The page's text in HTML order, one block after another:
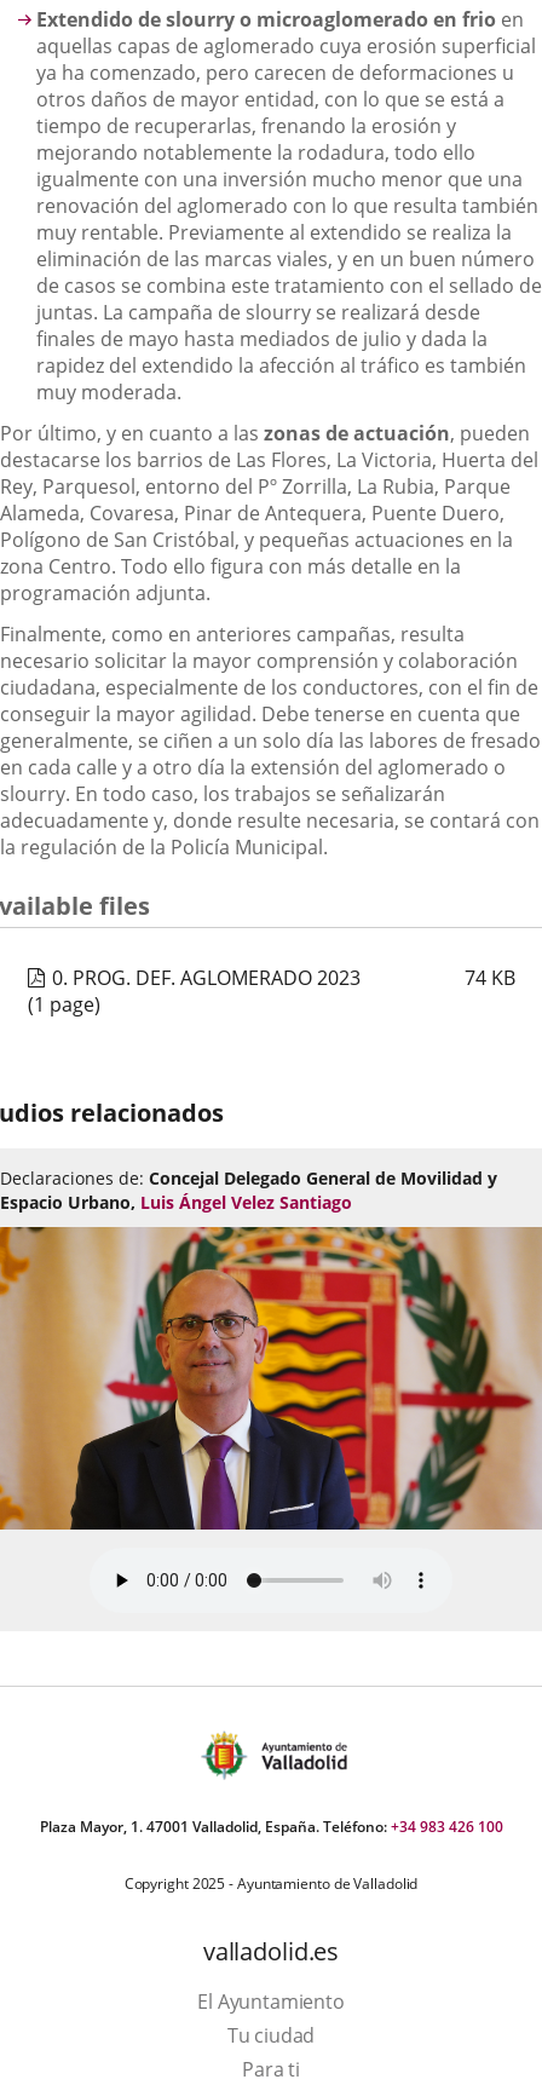
Extendido de slourry o microaglomerado en frio en
aquellas capas de aglomerado cuya erosión superficial
ya ha comenzado, pero carecen de deformaciones u
otros daños de mayor entidad, con lo que se está a
tiempo de recuperarlas, frenando la erosión y
mejorando notablemente la rodadura, todo ello
igualmente con una inversión mucho menor que una
renovación del aglomerado con lo que resulta también
muy rentable. Previamente al extendido se realiza la
eliminación de las marcas viales, y en un buen número
de casos se combina este tratamiento con el sellado de
juntas. La campaña de slourry se realizará desde
finales de mayo hasta mediados de julio y dada la
rapidez del extendido la afección al tráfico es también
muy moderada.
Por último, y en cuanto a las zonas de actuación, pueden
destacarse los barrios de Las Flores, La Victoria, Huerta del
Rey, Parquesol, entorno del Pº Zorrilla, La Rubia, Parque
Alameda, Covaresa, Pinar de Antequera, Puente Duero,
Polígono de San Cristóbal, y pequeñas actuaciones en la
zona Centro. Todo ello figura con más detalle en la
programación adjunta.
Finalmente, como en anteriores campañas, resulta
necesario solicitar la mayor comprensión y colaboración
ciudadana, especialmente de los conductores, con el fin de
conseguir la mayor agilidad. Debe tenerse en cuenta que
generalmente, se ciñen a un solo día las labores de fresado
en cada calle y a otro día la extensión del aglomerado o
slourry. En todo caso, los trabajos se señalizarán
adecuadamente y, donde resulte necesaria, se contará con
la regulación de la Policía Municipal.
files
0. PROG. DEF. AGLOMERADO 2023 74 KB
(1 page)
relacionados
Declaraciones de: Concejal Delegado General de Movilidad y
Espacio Urbano, Luis Ángel Velez Santiago
Plaza Mayor, 1. 47001 Valladolid, España. Teléfono:+34 983 426 100
Copyright 2025 - Ayuntamiento de Valladolid
valladolid.es
El Ayuntamiento
Tu ciudad
Para ti